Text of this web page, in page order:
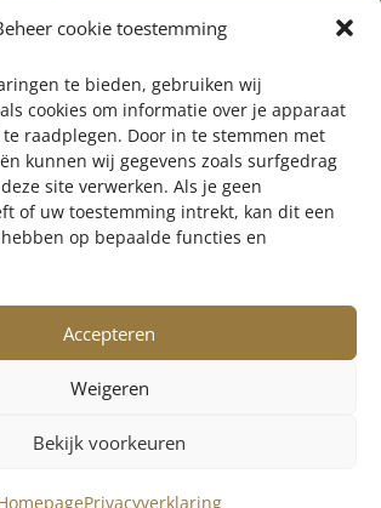
cookie toestemming
te bieden, gebruiken wij
cookies om informatie over je apparaat
raadplegen. Door in te stemmen met
kunnen wij gegevens zoals surfgedrag
site verwerken. Als je geen
of uw toestemming intrekt, kan dit een
op bepaalde functies en
Accepteren
Weigeren
Bekijk voorkeuren
Privacyverklaring
of oproep plaatsen
redactie van de Zwerfsteen
Facebook
2025 Stichting Harm Tiesing